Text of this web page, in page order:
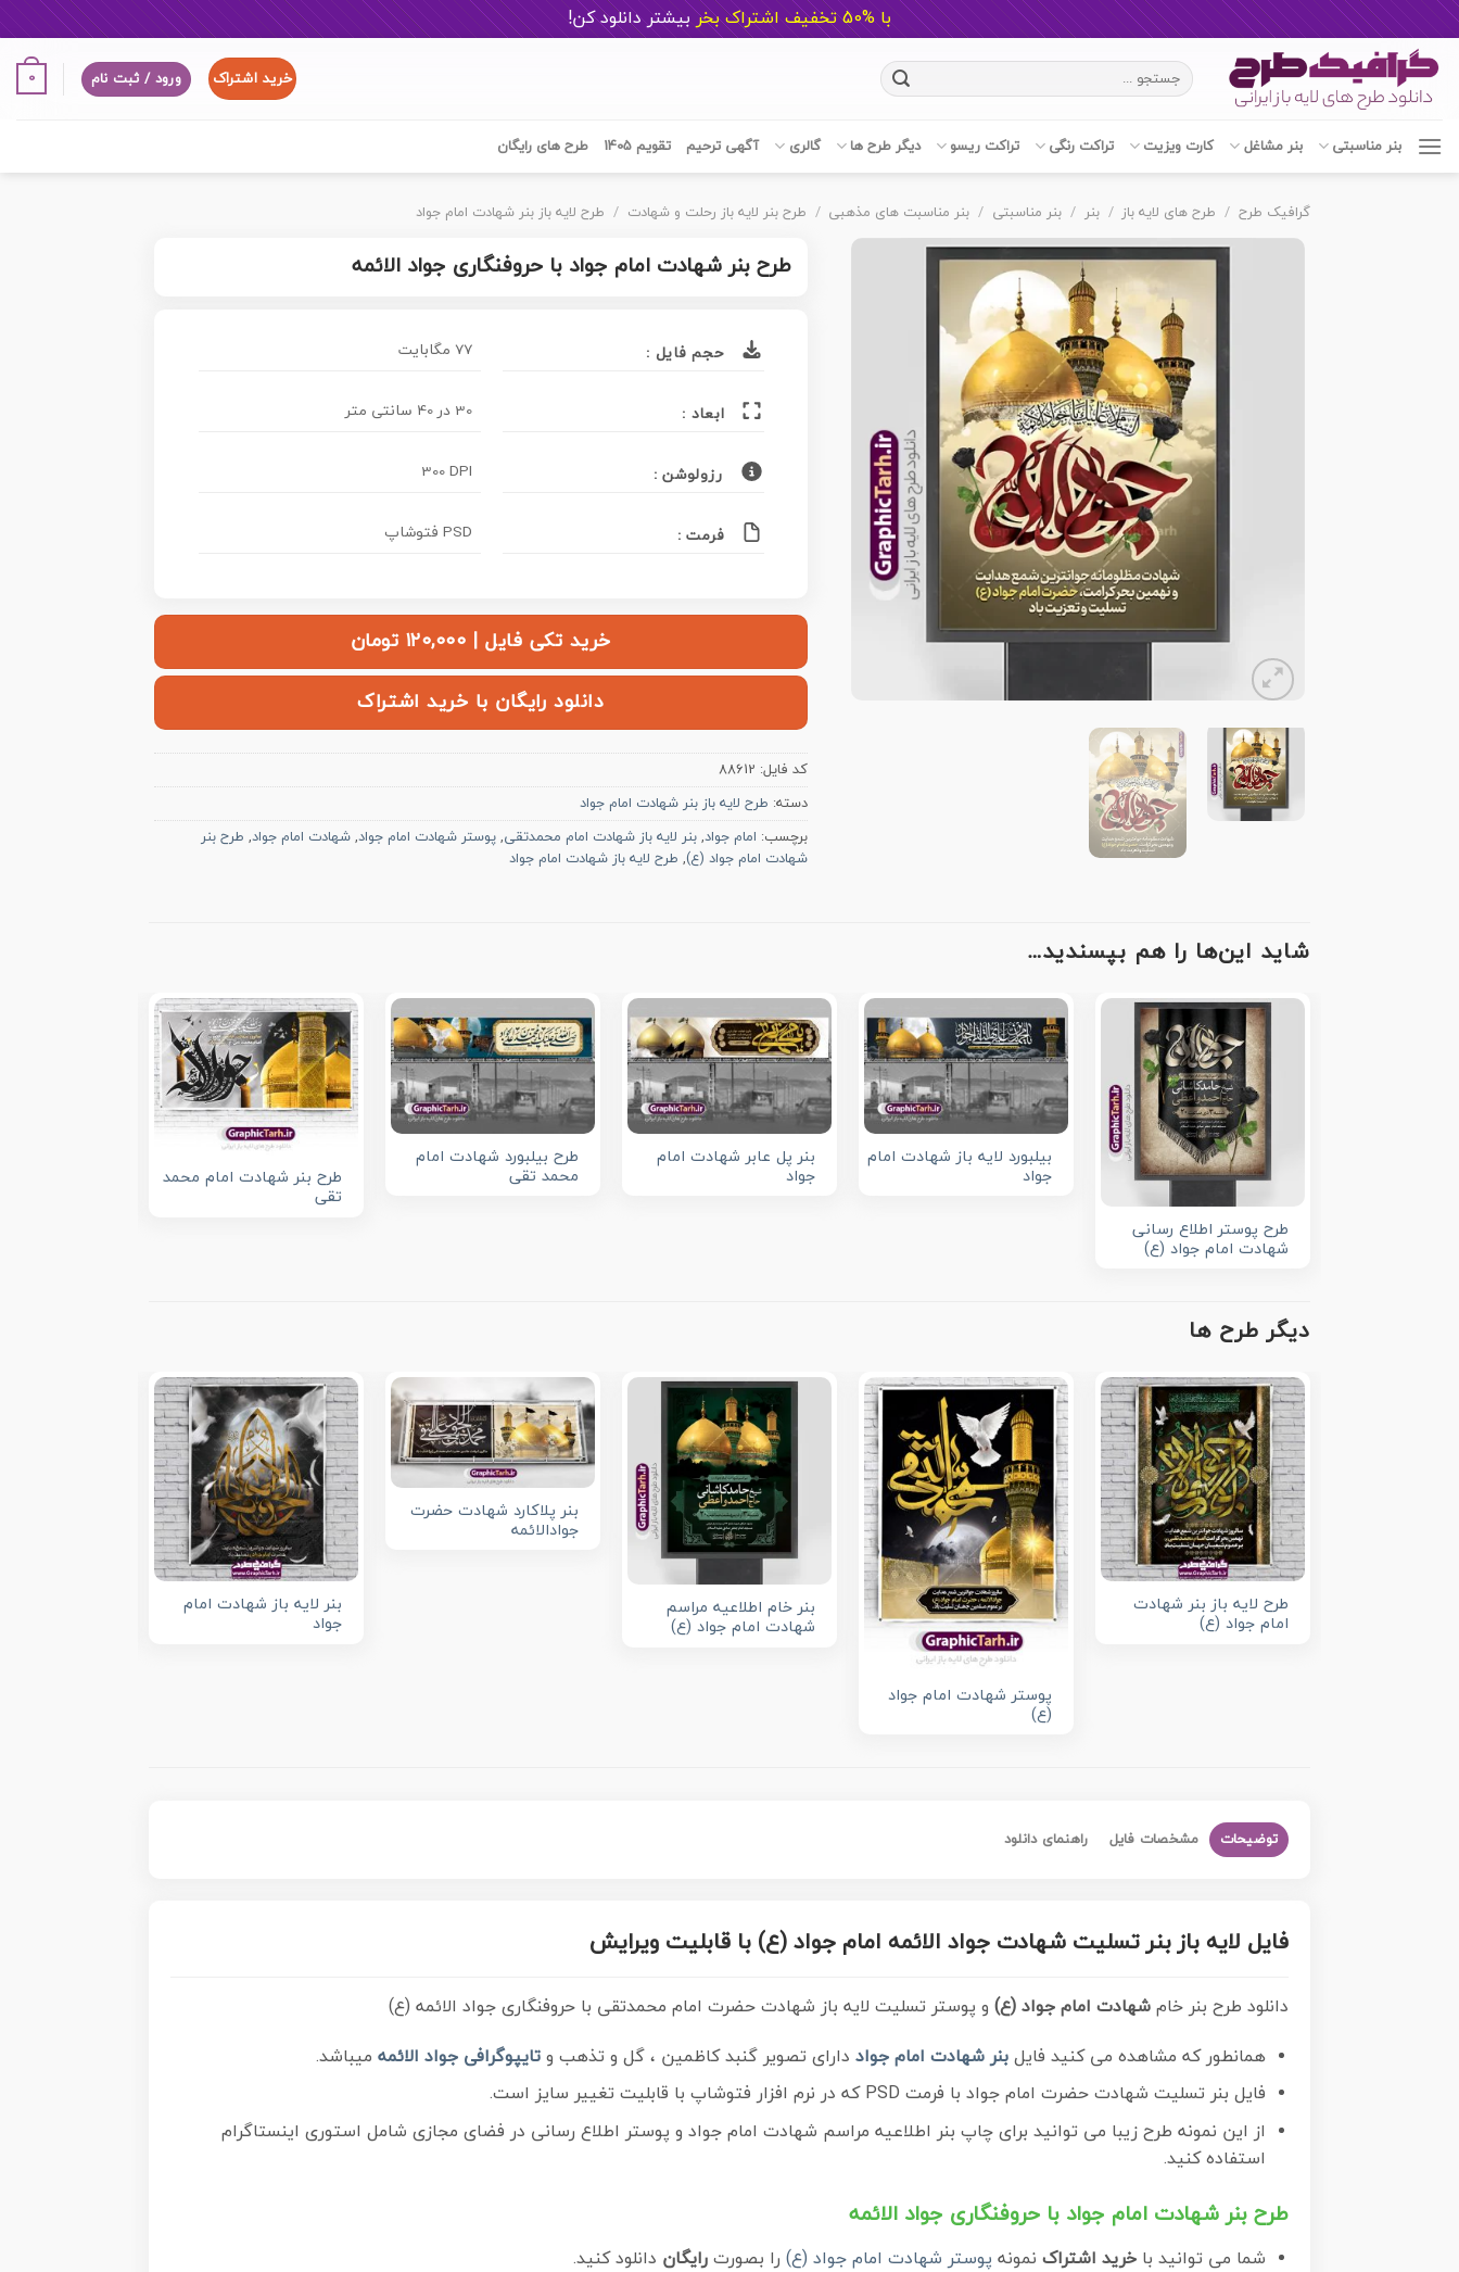
با %50 تخفیف اشتراک بخر بیشتر دانلود کن!
content
جستجو
برای:
خرید اشتراک ورود / ثبت نام 0
بنر مناسبتی بنر مشاغل کارت ویزیت تراکت رنگی تراکت ریسو دیگر طرح ها گالری آگهی ترحیم تقویم 1405 طرح های رایگان
گرافیک طرح / طرح های لایه باز / بنر / بنر مناسبتی / بنر مناسبت های مذهبی / طرح بنر لایه باز رحلت و شهادت / طرح لایه باز بنر شهادت امام جواد
طرح بنر شهادت امام جواد با حروفنگاری جواد الائمه
حجم فایل : 77 مگابایت
ابعاد : 30 در 40 سانتی متر
رزولوشن : 300 DPI
فرمت : PSD فتوشاپ
خرید تکی فایل | ۱۲۰,۰۰۰ تومان
دانلود رایگان با خرید اشتراک
کد فایل: 88612
دسته: طرح لایه باز بنر شهادت امام جواد
برچسب: امام جواد,بنر لایه باز شهادت امام محمدتقی,پوستر شهادت امام جواد,شهادت امام جواد, طرح بنر
شهادت امام جواد (ع), طرح لایه باز شهادت امام جواد
شاید این‌ها را هم بپسندید…
طرح پوستر اطلاع رسانی
شهادت امام جواد (ع)
بیلبورد لایه باز شهادت امام
جواد
بنر پل عابر شهادت امام
جواد
طرح بیلبورد شهادت امام
محمد تقی
طرح بنر شهادت امام محمد
تقی
دیگر طرح ها
طرح لایه باز بنر شهادت
امام جواد (ع)
پوستر شهادت امام جواد
(ع)
بنر خام اطلاعیه مراسم
شهادت امام جواد (ع)
بنر پلاکارد شهادت حضرت
جوادالائمه
بنر لایه باز شهادت امام
جواد
توضیحات مشخصات فایل راهنمای دانلود
فایل لایه باز بنر تسلیت شهادت جواد الائمه امام جواد (ع) با قابلیت ویرایش
دانلود طرح بنر خام شهادت امام جواد (ع) و پوستر تسلیت لایه باز شهادت حضرت امام محمدتقی با حروفنگاری جواد الائمه (ع)
همانطور که مشاهده می کنید فایل بنر شهادت امام جواددارای تصویر گنبد کاظمین ، گل و تذهب و تایپوگرافی جواد الائمهمیباشد.
فایل بنر تسلیت شهادت حضرت امام جواد با فرمت PSD که در نرم افزار فتوشاپ با قابلیت تغییر سایز است.
از این نمونه طرح زیبا می توانید برای چاپ بنر اطلاعیه مراسم شهادت امام جواد و پوستر اطلاع رسانی در فضای مجازی شامل استوری اینستاگرام
استفاده کنید.
طرح بنر شهادت امام جواد با حروفنگاری جواد الائمه
شما می توانید با خرید اشتراکنمونه پوستر شهادت امام جواد (ع)را بصورت رایگان دانلود کنید.